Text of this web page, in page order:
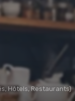
Hôtels, Restaurants)